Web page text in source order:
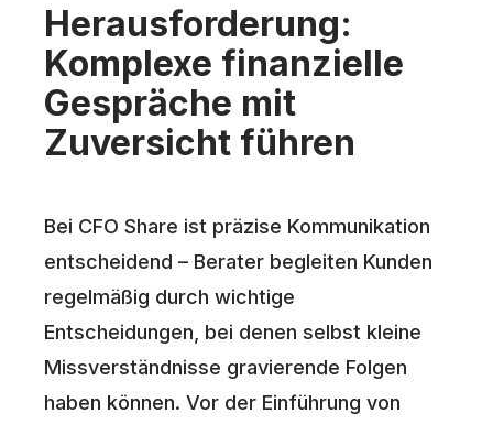
Herausforderung:
Komplexe finanzielle
Gespräche mit
Zuversicht führen
Bei CFO Share ist präzise Kommunikation
entscheidend – Berater begleiten Kunden
regelmäßig durch wichtige
Entscheidungen, bei denen selbst kleine
Missverständnisse gravierende Folgen
haben können. Vor der Einführung von